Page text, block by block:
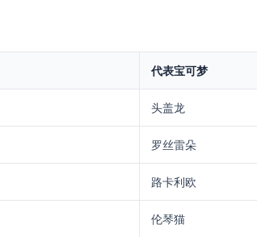
​代表宝可梦​
头盖龙
罗丝雷朵
路卡利欧
伦琴猫